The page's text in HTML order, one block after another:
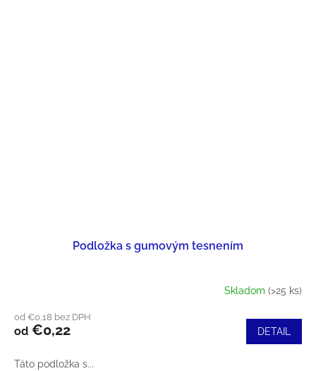
Podložka s gumovým tesnením
Skladom (>25 ks)
od €0,18 bez DPH
od €0,22 DETAIL
Táto podložka s...